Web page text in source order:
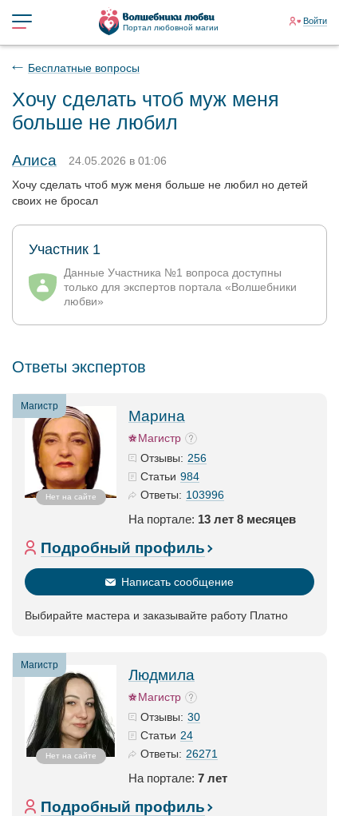
Портал любовной магии
Войти
Бесплатные вопросы
Хочу сделать чтоб муж меня
больше не любил
Алиса
24.05.2026 в 01:06
Хочу сделать чтоб муж меня больше не любил но детей
своих не бросал
Участник 1
Данные Участника №1 вопроса доступны
только для экспертов портала «Волшебники
любви»
Ответы экспертов
Магистр
Нет на сайте
Марина
Магистр
Отзывы: 256
Статьи 984
Ответы: 103996
На портале: 13 лет 8 месяцев
Подробный профиль
Написать сообщение
Выбирайте мастера и заказывайте работу Платно
Магистр
Нет на сайте
Людмила
Магистр
Отзывы: 30
Статьи 24
Ответы: 26271
На портале: 7 лет
Подробный профиль